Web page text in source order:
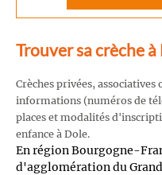
Trouver sa crèche à
Crèches privées,
informations (numéros de
places et modalités
enfance à Dole.
En région Bourgogne-
d'agglomération du